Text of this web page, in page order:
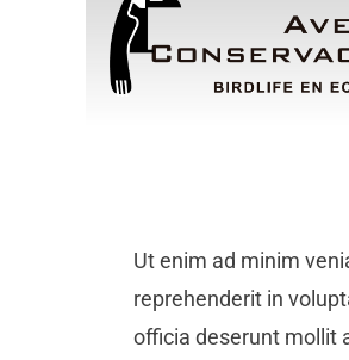
Ut enim ad minim
reprehenderit in
officia deserunt mollit